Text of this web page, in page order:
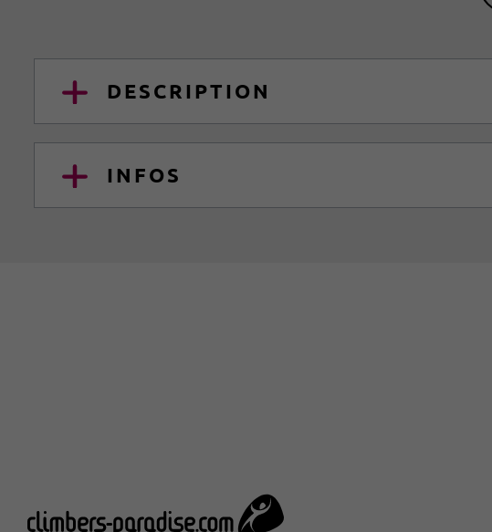
DESCRIPTION
INFOS